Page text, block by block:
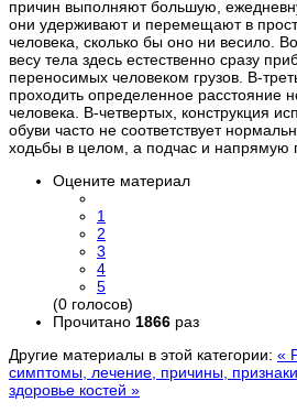
причин выполняют большую,
они удерживают и перемещают в
человека, сколько бы оно ни весило.
весу тела здесь естественно сразу
переносимых человеком грузов. В-
проходить определенное расстояние
человека. В-четвертых, конструкция
обуви часто не соответствует
ходьбы в целом, а подчас и напрямую
Оцените материал
1
2
3
4
5
(0 голосов)
Прочитано 1866 раз
Другие материалы в этой категории: «
симптомы, лечение, причины, признаки
здоровье костей »